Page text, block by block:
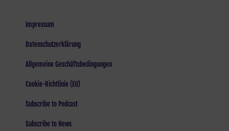
Impressum
Datenschutzerklärung
Allgemeine Geschäftsbedingungen
Cookie-Richtlinie (EU)
Subscribe to Podcast
Subscribe to News